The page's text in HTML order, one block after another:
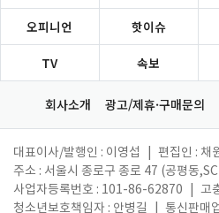
오피니언 핫이슈
TV 속보
회사소개 광고/제휴·구매문의
대표이사/발행인 : 이영섭 편집인 : 채
주소 : 서울시 종로구 종로 47 (공평동
사업자등록번호 : 101-86-62870
고
청소년보호책임자 : 안병길
통신판매